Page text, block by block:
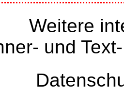
Weitere
und